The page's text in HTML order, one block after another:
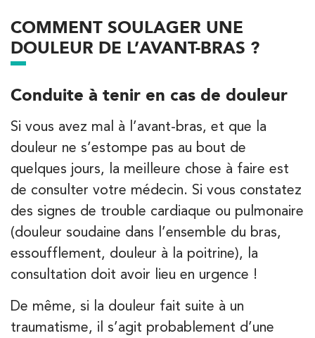
COMMENT SOULAGER UNE
DOULEUR DE L’AVANT-BRAS ?
Conduite à tenir en cas de douleur
Si vous avez mal à l’avant-bras, et que la
douleur ne s’estompe pas au bout de
quelques jours, la meilleure chose à faire est
de consulter votre médecin. Si vous constatez
des signes de trouble cardiaque ou pulmonaire
(douleur soudaine dans l’ensemble du bras,
essoufflement, douleur à la poitrine), la
consultation doit avoir lieu en urgence !
De même, si la douleur fait suite à un
traumatisme, il s’agit probablement d’une
APPELEZ UN INSTITUT IK
APPELEZ UN INSTITUT IK
PRENEZ RDV SUR
IK Morangis – 91
28 Rue Velpeau 92160 Antony
28 Rue Velpeau 92160 Antony
01 64 48 35 84
PRENEZ RDV SUR
PRENEZ RDV SUR
Kinésithérapie Balnéothérapie